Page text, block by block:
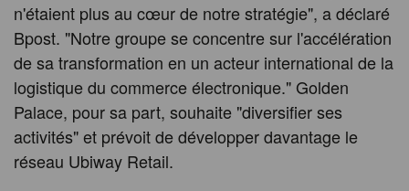
n'étaient plus au cœur de notre stratégie", a déclaré
Bpost. "Notre groupe se concentre sur l'accélération
de sa transformation en un acteur international de la
logistique du commerce électronique." Golden
Palace, pour sa part, souhaite "diversifier ses
activités" et prévoit de développer davantage le
réseau Ubiway Retail.